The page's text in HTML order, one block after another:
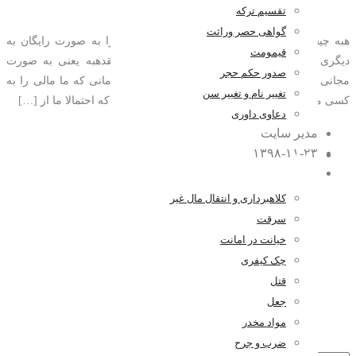
تقسیم ترکه
گواهی حصر وراثت
قیمومت
صدور حکم حجر
تغییر نام و تغییر سن
دعاوی داوری
کیفری
کلاهبرداری و انتقال مال غیر
سرقت
خیانت در امانت
چک کیفری
قتل
جعل
مواد مخدر
ضرب و جرح
هبه چیست؟ هبه عقد یا قراردادی است که مالی را به صورت رایگان به
دیگری می دهید. اینگونه می توان بیان کرد که عقدهبه یعنی به صورت
مجانی مال را به مالکیت شخص دیگری در آورید. زمانی که ما مالی را به
کسی می بخشیم یعنی یک عقدهبه اتفاق افتاده است که احتمالا ما از […]
مدیر سایت
۱۳۹۸-۱۱-۲۳